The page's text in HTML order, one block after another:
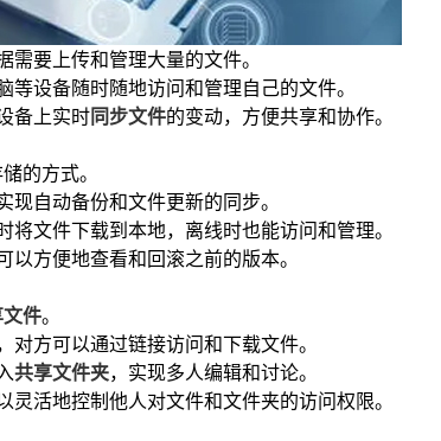
要上传和管理大量的文件。
设备随时随地访问和管理自己的文件。
备上实时同步文件的变动，方便共享和协作。
的方式。
自动备份和文件更新的同步。
文件下载到本地，离线时也能访问和管理。
方便地查看和回滚之前的版本。
件。
方可以通过链接访问和下载文件。
共享文件夹，实现多人编辑和讨论。
活地控制他人对文件和文件夹的访问权限。